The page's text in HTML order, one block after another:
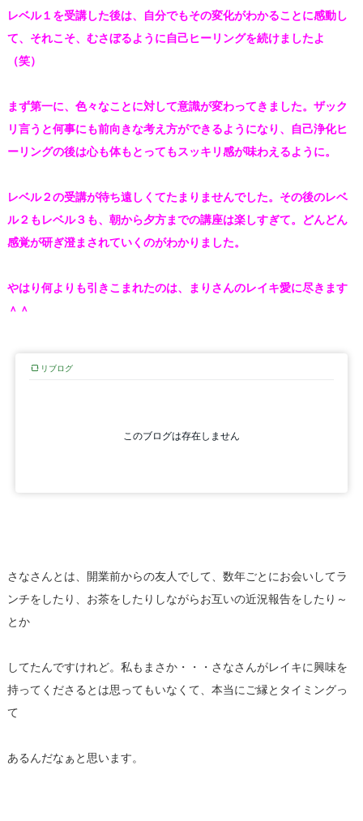
レベル１を受講した後は、自分でもその変化がわかることに感動し
て、それこそ、むさぼるように自己ヒーリングを続けましたよ
（笑）
まず第一に、色々なことに対して意識が変わってきました。ザック
リ言うと何事にも前向きな考え方ができるようになり、自己浄化ヒ
ーリングの後は心も体もとってもスッキリ感が味わえるように。
レベル２の受講が待ち遠しくてたまりませんでした。その後のレベ
ル２もレベル３も、朝から夕方までの講座は楽しすぎて。どんどん
感覚が研ぎ澄まされていくのがわかりました。
やはり何よりも引きこまれたのは、まりさんのレイキ愛に尽きます
＾＾
さなさんとは、開業前からの友人でして、数年ごとにお会いしてラ
ンチをしたり、お茶をしたりしながらお互いの近況報告をしたり～
とか
してたんですけれど。私もまさか・・・さなさんがレイキに興味を
持ってくださるとは思ってもいなくて、本当にご縁とタイミングっ
て
あるんだなぁと思います。